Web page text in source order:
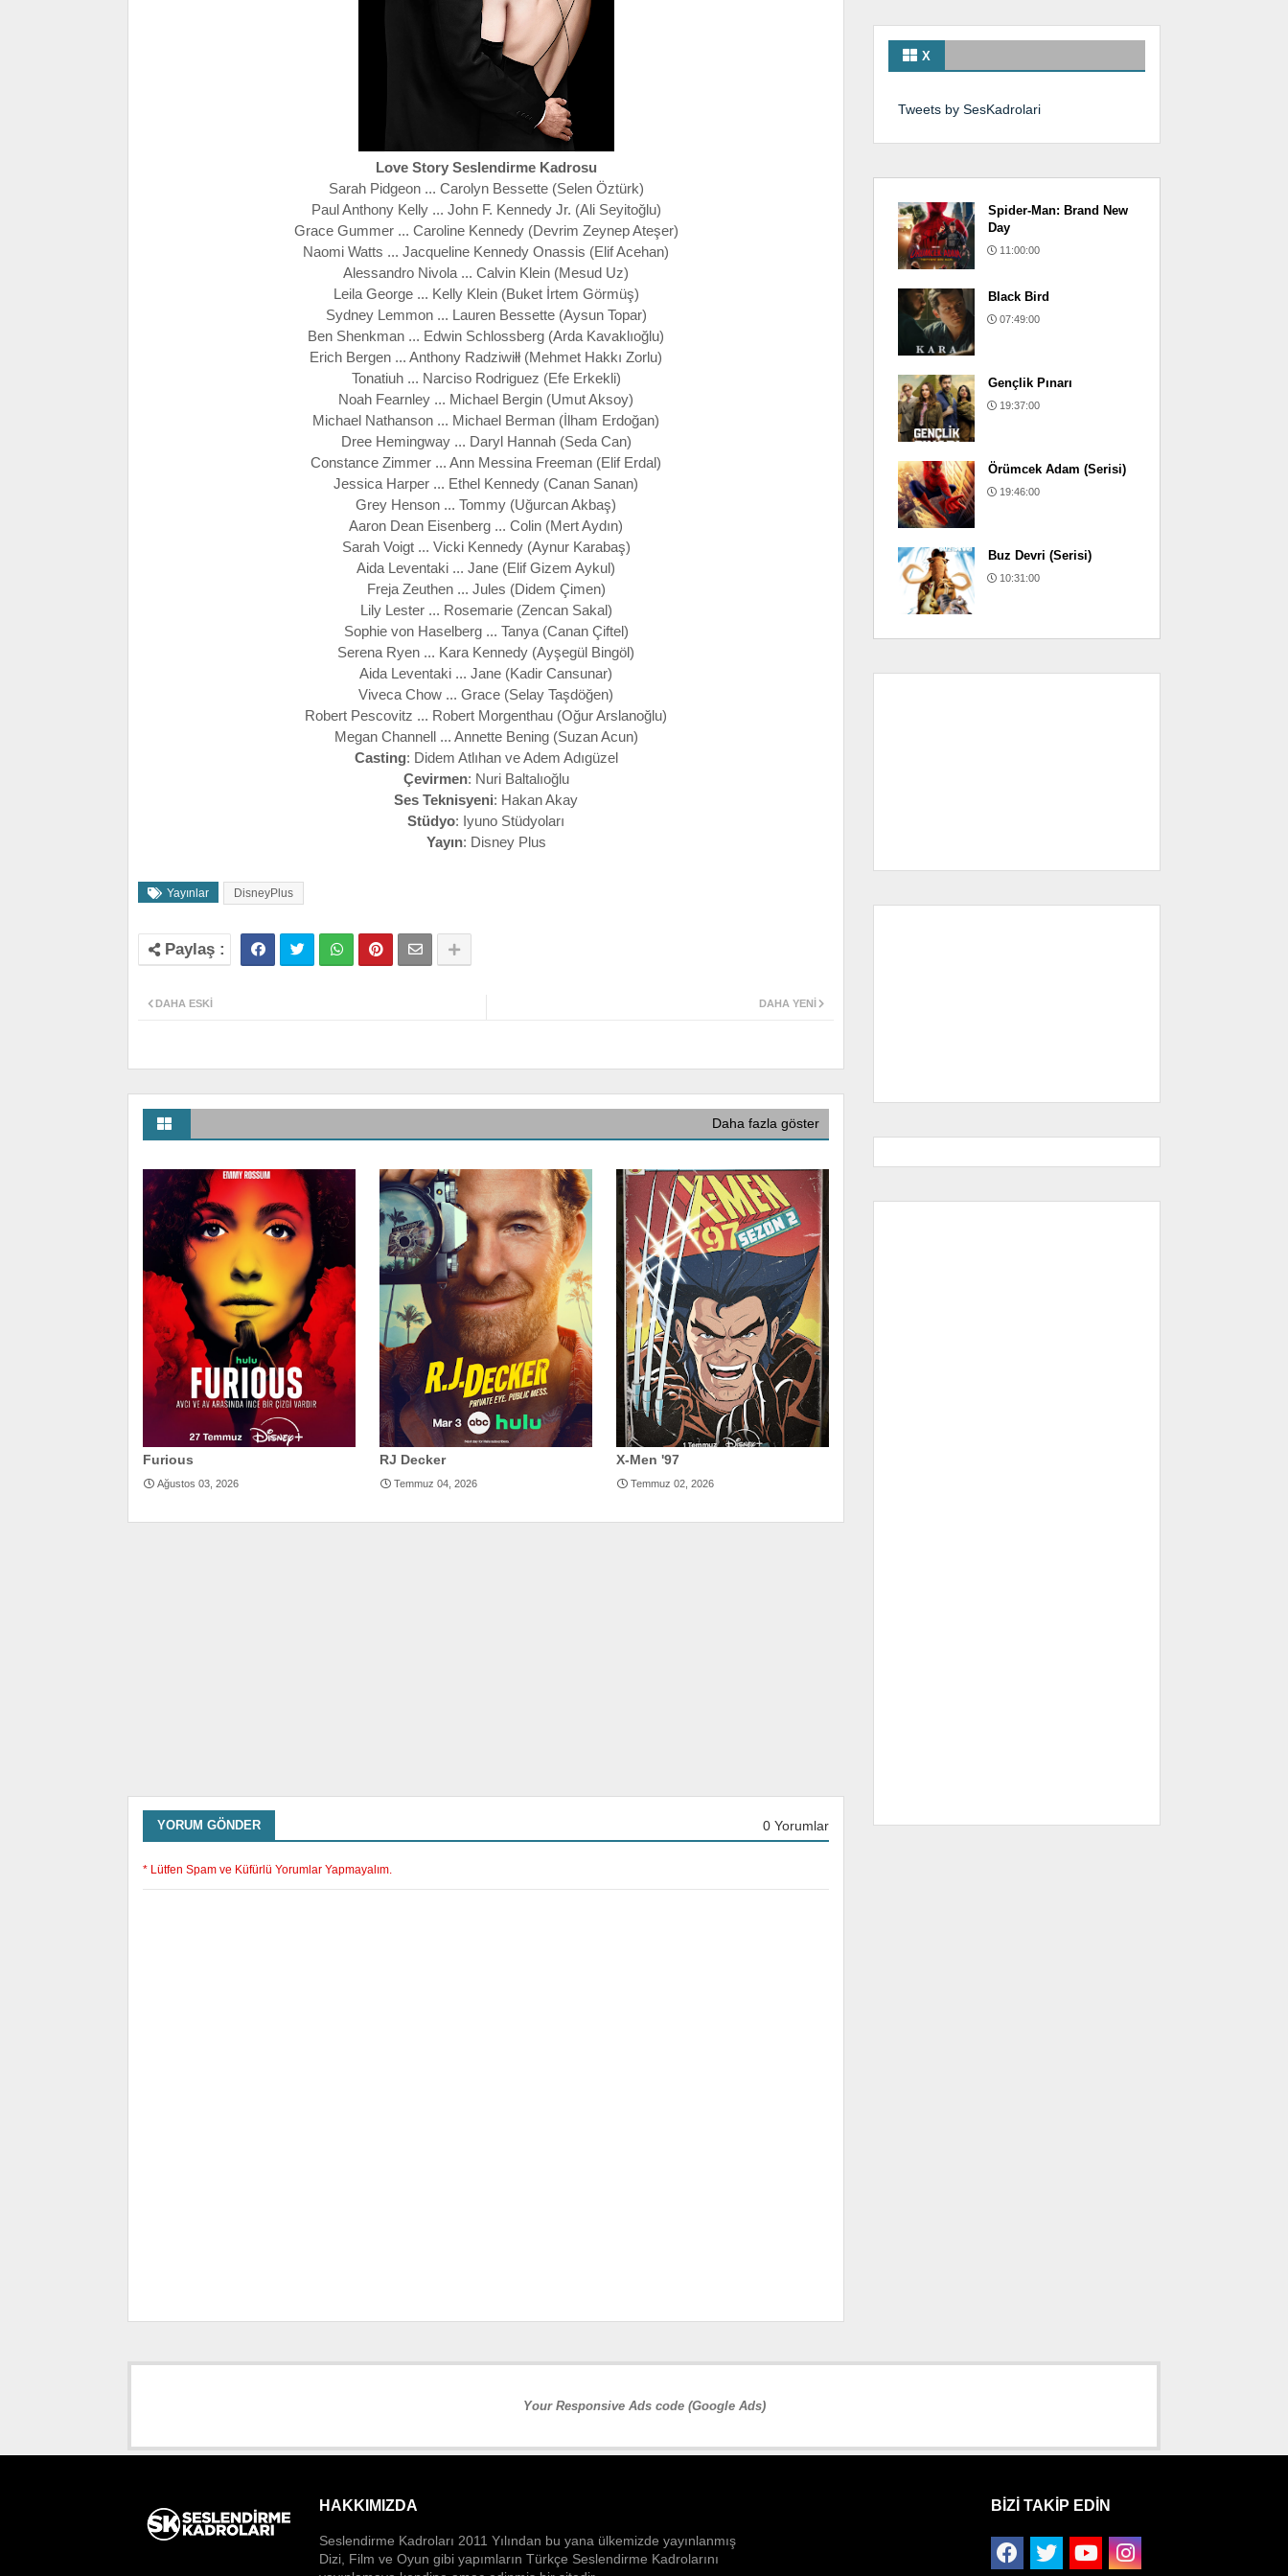
Love Story Seslendirme Kadrosu
Sarah Pidgeon ... Carolyn Bessette (Selen Öztürk)
Paul Anthony Kelly ... John F. Kennedy Jr. (Ali Seyitoğlu)
Grace Gummer ... Caroline Kennedy (Devrim Zeynep Ateşer)
Naomi Watts ... Jacqueline Kennedy Onassis (Elif Acehan)
Alessandro Nivola ... Calvin Klein (Mesud Uz)
Leila George ... Kelly Klein (Buket İrtem Görmüş)
Sydney Lemmon ... Lauren Bessette (Aysun Topar)
Ben Shenkman ... Edwin Schlossberg (Arda Kavaklıoğlu)
Erich Bergen ... Anthony Radziwiłł (Mehmet Hakkı Zorlu)
Tonatiuh ... Narciso Rodriguez (Efe Erkekli)
Noah Fearnley ... Michael Bergin (Umut Aksoy)
Michael Nathanson ... Michael Berman (İlham Erdoğan)
Dree Hemingway ... Daryl Hannah (Seda Can)
Constance Zimmer ... Ann Messina Freeman (Elif Erdal)
Jessica Harper ... Ethel Kennedy (Canan Sanan)
Grey Henson ... Tommy (Uğurcan Akbaş)
Aaron Dean Eisenberg ... Colin (Mert Aydın)
Sarah Voigt ... Vicki Kennedy (Aynur Karabaş)
Aida Leventaki ... Jane (Elif Gizem Aykul)
Freja Zeuthen ... Jules (Didem Çimen)
Lily Lester ... Rosemarie (Zencan Sakal)
Sophie von Haselberg ... Tanya (Canan Çiftel)
Serena Ryen ... Kara Kennedy (Ayşegül Bingöl)
Aida Leventaki ... Jane (Kadir Cansunar)
Viveca Chow ... Grace (Selay Taşdöğen)
Robert Pescovitz ... Robert Morgenthau (Oğur Arslanoğlu)
Megan Channell ... Annette Bening (Suzan Acun)
Casting: Didem Atlıhan ve Adem Adıgüzel
Çevirmen: Nuri Baltalıoğlu
Ses Teknisyeni: Hakan Akay
Stüdyo: Iyuno Stüdyoları
Yayın: Disney Plus
Yayınlar DisneyPlus
DAHA YENI
DAHA ESKI
Daha fazla göster
Furious
Ağustos 03, 2026
RJ Decker
Temmuz 04, 2026
X-Men '97
Temmuz 02, 2026
YORUM GÖNDER 0 Yorumlar
* Lütfen Spam ve Küfürlü Yorumlar Yapmayalım.
X
Tweets by SesKadrolari
Spider-Man: Brand New
Day
11:00:00
Black Bird
07:49:00
Gençlik Pınarı
19:37:00
Örümcek Adam (Serisi)
19:46:00
Buz Devri (Serisi)
10:31:00
Your Responsive Ads code (Google Ads)
HAKKIMIZDA
Seslendirme Kadroları 2011 Yılından bu yana ülkemizde yayınlanmış
Dizi, Film ve Oyun gibi yapımların Türkçe Seslendirme Kadrolarını
BIZI TAKIP EDIN